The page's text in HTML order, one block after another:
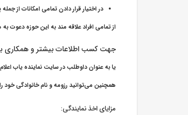
در اختیار قرار دادن تمامی امکانات از
از تمامی افراد علاقه مند به این حوزه دعوت
جهت کسب اطلاعات بیشتر و همکاری
یا به عنوان داوطلب در سایت نماینده یاب
همچنین می‌توانید رزومه و نام خانوادگی خود
مزایای اخذ نمایندگی: